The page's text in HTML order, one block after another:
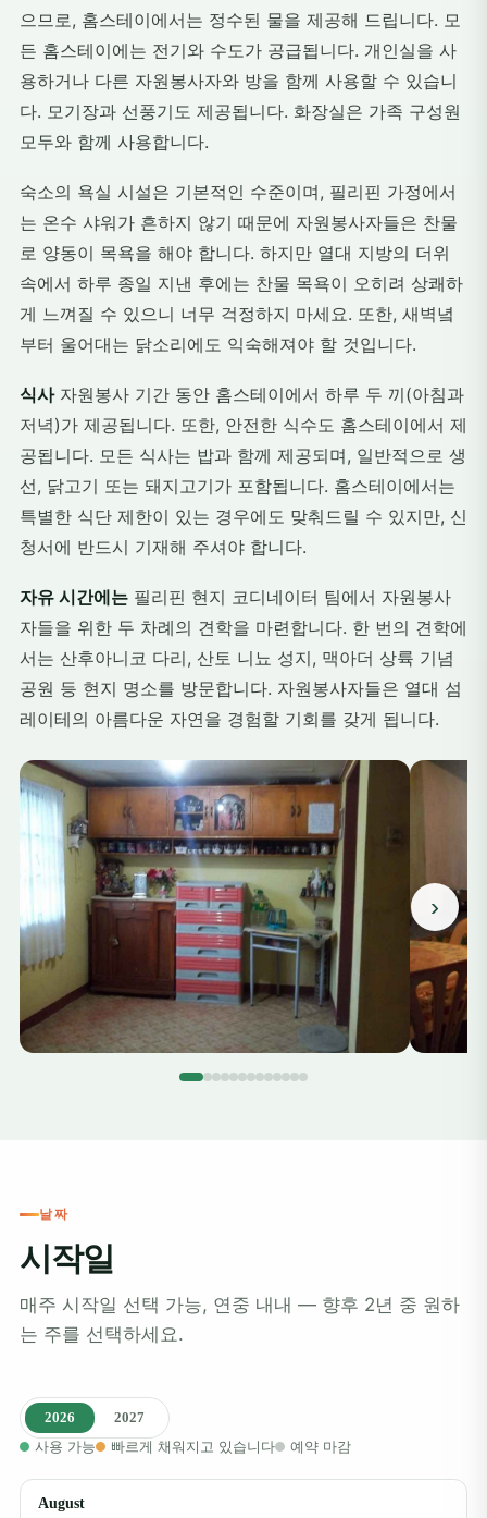
으므로, 홈스테이에서는 정수된 물을 제공해 드립니다. 모
든 홈스테이에는 전기와 수도가 공급됩니다. 개인실을 사
용하거나 다른 자원봉사자와 방을 함께 사용할 수 있습니
다. 모기장과 선풍기도 제공됩니다. 화장실은 가족 구성원
모두와 함께 사용합니다.
숙소의 욕실 시설은 기본적인 수준이며, 필리핀 가정에서
는 온수 샤워가 흔하지 않기 때문에 자원봉사자들은 찬물
로 양동이 목욕을 해야 합니다. 하지만 열대 지방의 더위
속에서 하루 종일 지낸 후에는 찬물 목욕이 오히려 상쾌하
게 느껴질 수 있으니 너무 걱정하지 마세요. 또한, 새벽녘
부터 울어대는 닭소리에도 익숙해져야 할 것입니다.
식사자원봉사 기간 동안 홈스테이에서 하루 두 끼(아침과
저녁)가 제공됩니다. 또한, 안전한 식수도 홈스테이에서 제
공됩니다. 모든 식사는 밥과 함께 제공되며, 일반적으로 생
선, 닭고기 또는 돼지고기가 포함됩니다. 홈스테이에서는
특별한 식단 제한이 있는 경우에도 맞춰드릴 수 있지만, 신
청서에 반드시 기재해 주셔야 합니다.
자유 시간에는 필리핀 현지 코디네이터 팀에서 자원봉사
자들을 위한 두 차례의 견학을 마련합니다. 한 번의 견학에
서는 산후아니코 다리, 산토 니뇨 성지, 맥아더 상륙 기념
공원 등 현지 명소를 방문합니다. 자원봉사자들은 열대 섬
레이테의 아름다운 자연을 경험할 기회를 갖게 됩니다.
›
날짜
시작일
매주 시작일 선택 가능, 연중 내내 — 향후 2년 중 원하
는 주를 선택하세요.
2026
2027
사용 가능
빠르게 채워지고 있습니다 예약 마감
August